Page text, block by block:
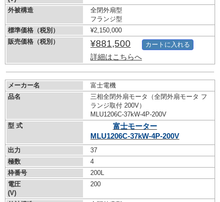
外被構造
全閉外扇型
フランジ型
標準価格（税別）
¥2,150,000
販売価格（税別）
¥881,500
詳細はこちらへ
カートに入れる
メーカー名
富士電機
品名
三相全閉外扇モータ（全閉外扇モータ フ
ランジ取付 200V）
MLU1206C-37kW-4P-200V
型 式
富士モーター
MLU1206C-37kW-4P-200V
出力
37
極数
4
枠番号
200L
電圧
(V)
200